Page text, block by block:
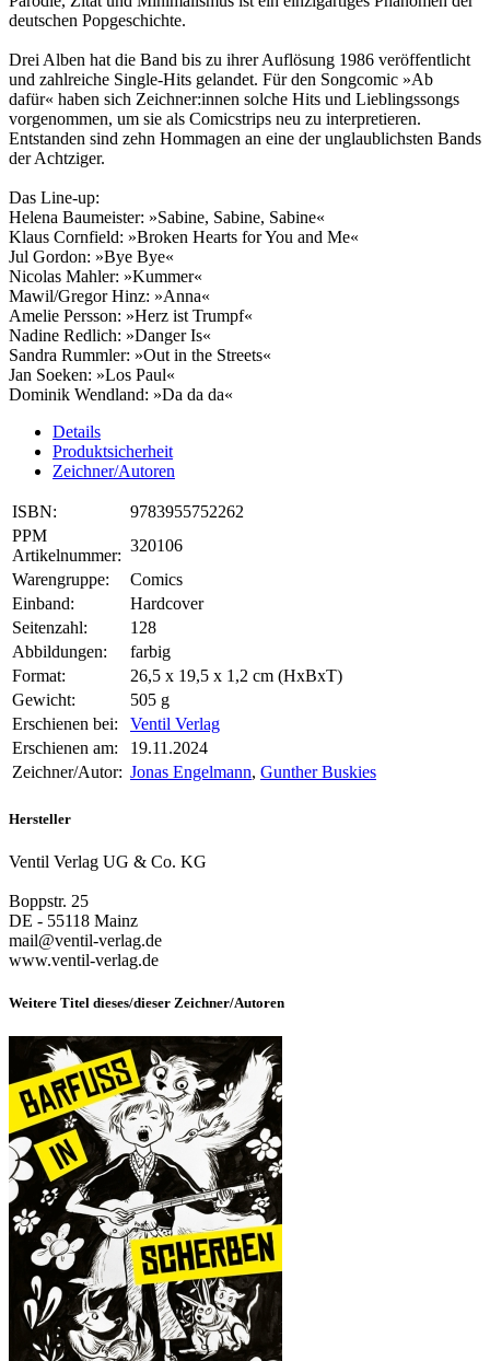
deutschen Popgeschichte.
Drei Alben hat die Band bis zu ihrer Auflösung 1986 veröffentlicht
und zahlreiche Single-Hits gelandet. Für den Songcomic »Ab
dafür« haben sich Zeichner:innen solche Hits und Lieblingssongs
vorgenommen, um sie als Comicstrips neu zu interpretieren.
Entstanden sind zehn Hommagen an eine der ­unglaublichsten Bands
der Achtziger.
Das Line-up:
Helena Baumeister: »Sabine, Sabine, Sabine«
Klaus Cornfield: »Broken Hearts for You and Me«
Jul Gordon: »Bye Bye«
Nicolas Mahler: »Kummer«
Mawil/Gregor Hinz: »Anna«
Amelie Persson: »Herz ist Trumpf«
Nadine Redlich: »Danger Is«
Sandra Rummler: »Out in the Streets«
Jan Soeken: »Los Paul«
Dominik Wendland: »Da da da«
Details
Produktsicherheit
Zeichner/Autoren
ISBN:
9783955752262
PPM
Artikelnummer:
320106
Warengruppe:
Comics
Einband:
Hardcover
Seitenzahl:
128
Abbildungen:
farbig
Format:
26,5 x 19,5 x 1,2 cm (HxBxT)
Gewicht:
505 g
Erschienen bei:
Ventil Verlag
Erschienen am:
19.11.2024
Zeichner/Autor: Jonas Engelmann, Gunther Buskies
Hersteller
Ventil Verlag UG & Co. KG
Boppstr. 25
DE - 55118 Mainz
mail@ventil-verlag.de
www.ventil-verlag.de
Weitere Titel dieses/dieser Zeichner/Autoren